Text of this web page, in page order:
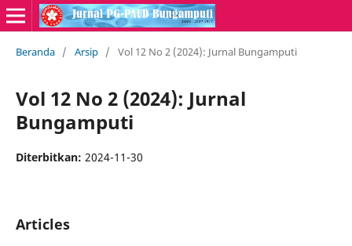
Beranda / Arsip / Vol 12 No 2 (2024): Jurnal Bungamputi
Vol 12 No 2 (2024): Jurnal
Bungamputi
Diterbitkan: 2024-11-30
Articles